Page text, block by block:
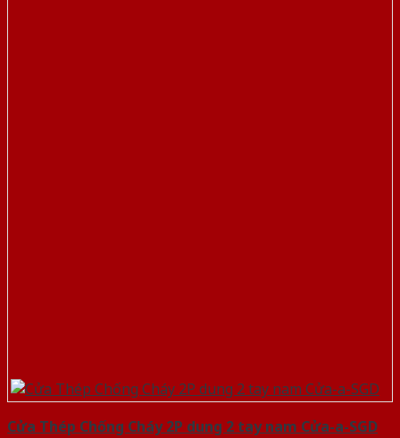
Cửa Thép Chống Cháy 2P dung 2 tay nam Cửa-a-SGD